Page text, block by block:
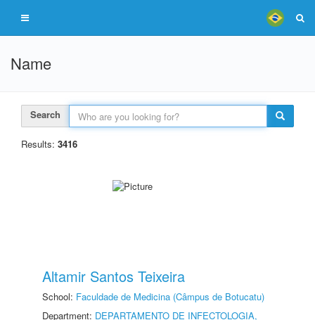
Name
Search
Results: 3416
Altamir Santos Teixeira
School: Faculdade de Medicina (Câmpus de Botucatu)
Department: DEPARTAMENTO DE INFECTOLOGIA,